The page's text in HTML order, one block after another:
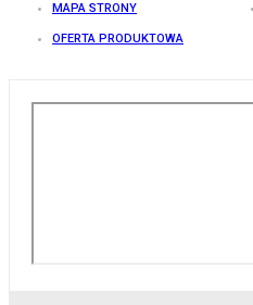
MAPA STRONY
OFERTA PRODUKTOWA